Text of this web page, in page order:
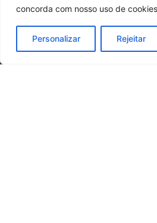
concorda com nosso uso de
Personalizar Rejeitar